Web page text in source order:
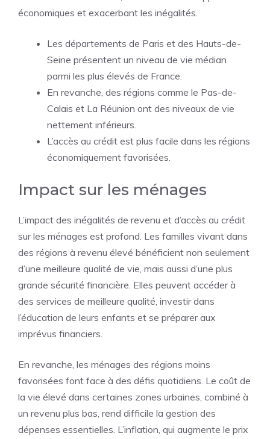
économiques et exacerbant les inégalités.
Les départements de Paris et des Hauts-de-
Seine présentent un niveau de vie médian
parmi les plus élevés de France.
En revanche, des régions comme le Pas-de-
Calais et La Réunion ont des niveaux de vie
nettement inférieurs.
L’accès au crédit est plus facile dans les régions
économiquement favorisées.
Impact sur les ménages
L’impact des inégalités de revenu et d’accès au crédit
sur les ménages est profond. Les familles vivant dans
des régions à revenu élevé bénéficient non seulement
d’une meilleure qualité de vie, mais aussi d’une plus
grande sécurité financière. Elles peuvent accéder à
des services de meilleure qualité, investir dans
l’éducation de leurs enfants et se préparer aux
imprévus financiers.
En revanche, les ménages des régions moins
favorisées font face à des défis quotidiens. Le coût de
la vie élevé dans certaines zones urbaines, combiné à
un revenu plus bas, rend difficile la gestion des
dépenses essentielles. L’inflation, qui augmente le prix